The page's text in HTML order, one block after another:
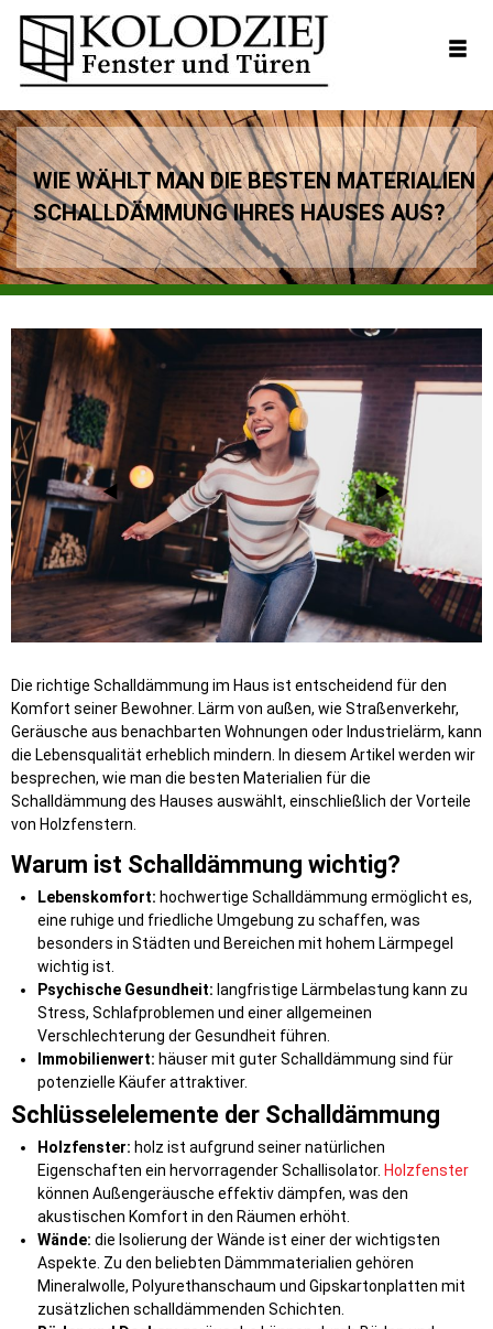
WIE WÄHLT MAN DIE BESTEN MATERIALIEN
SCHALLDÄMMUNG IHRES HAUSES AUS?
Die richtige Schalldämmung im Haus ist entscheidend für den
Komfort seiner Bewohner. Lärm von außen, wie Straßenverkehr,
Geräusche aus benachbarten Wohnungen oder Industrielärm, kann
die Lebensqualität erheblich mindern. In diesem Artikel werden wir
besprechen, wie man die besten Materialien für die
Schalldämmung des Hauses auswählt, einschließlich der Vorteile
von Holzfenstern.
Warum ist Schalldämmung wichtig?
Lebenskomfort: hochwertige Schalldämmung ermöglicht es,
eine ruhige und friedliche Umgebung zu schaffen, was
besonders in Städten und Bereichen mit hohem Lärmpegel
wichtig ist.
Psychische Gesundheit: langfristige Lärmbelastung kann zu
Stress, Schlafproblemen und einer allgemeinen
Verschlechterung der Gesundheit führen.
Immobilienwert: häuser mit guter Schalldämmung sind für
potenzielle Käufer attraktiver.
Schlüsselelemente der Schalldämmung
Holzfenster: holz ist aufgrund seiner natürlichen
Eigenschaften ein hervorragender Schallisolator. Holzfenster
können Außengeräusche effektiv dämpfen, was den
akustischen Komfort in den Räumen erhöht.
Wände: die Isolierung der Wände ist einer der wichtigsten
Aspekte. Zu den beliebten Dämmmaterialien gehören
Mineralwolle, Polyurethanschaum und Gipskartonplatten mit
zusätzlichen schalldämmenden Schichten.